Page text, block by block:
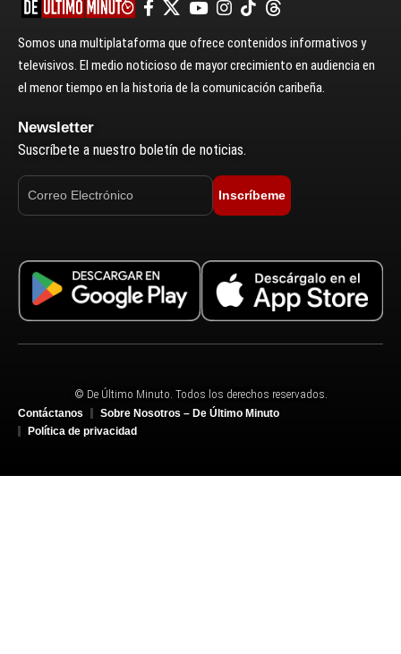
Somos una multiplataforma que ofrece contenidos informativos y
televisivos. El medio noticioso de mayor crecimiento en audiencia en
el menor tiempo en la historia de la comunicación caribeña.
Newsletter
Suscríbete a nuestro boletín de noticias.
Inscríbeme
© De Último Minuto. Todos los derechos reservados.
Contáctanos
Sobre Nosotros – De Último Minuto
Política de privacidad